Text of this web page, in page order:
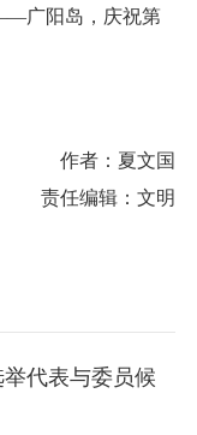
广阳岛，庆祝第
作者：夏文国
责任编辑：文明
代表与委员候